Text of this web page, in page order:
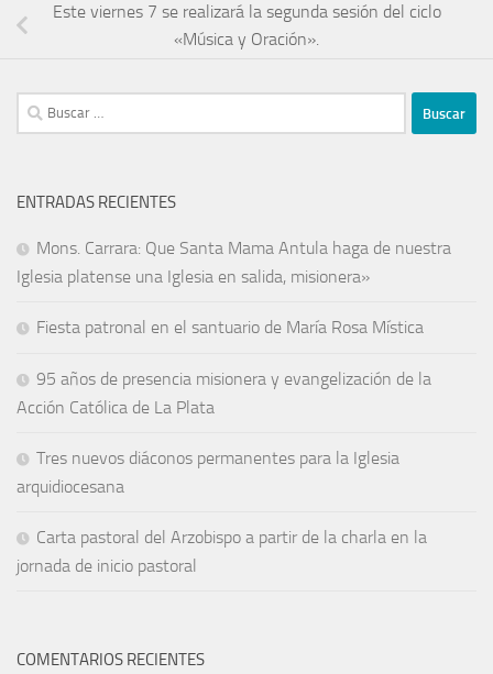
Este viernes 7 se realizará la segunda sesión del ciclo
«Música y Oración».
ENTRADAS RECIENTES
Mons. Carrara: Que Santa Mama Antula haga de nuestra
Iglesia platense una Iglesia en salida, misionera»
Fiesta patronal en el santuario de María Rosa Mística
95 años de presencia misionera y evangelización de la
Acción Católica de La Plata
Tres nuevos diáconos permanentes para la Iglesia
arquidiocesana
Carta pastoral del Arzobispo a partir de la charla en la
jornada de inicio pastoral
COMENTARIOS RECIENTES